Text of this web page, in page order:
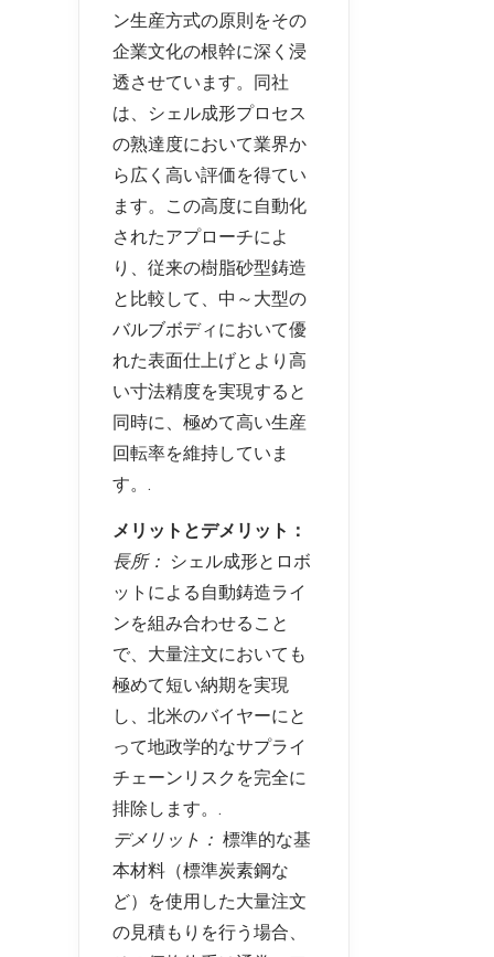
ン生産方式の原則をその
企業文化の根幹に深く浸
透させています。同社
は、シェル成形プロセス
の熟達度において業界か
ら広く高い評価を得てい
ます。この高度に自動化
されたアプローチによ
り、従来の樹脂砂型鋳造
と比較して、中～大型の
バルブボディにおいて優
れた表面仕上げとより高
い寸法精度を実現すると
同時に、極めて高い生産
回転率を維持していま
す。.
メリットとデメリット：
長所： シェル成形とロボ
ットによる自動鋳造ライ
ンを組み合わせること
で、大量注文においても
極めて短い納期を実現
し、北米のバイヤーにと
って地政学的なサプライ
チェーンリスクを完全に
排除します。.
デメリット： 標準的な基
本材料（標準炭素鋼な
ど）を使用した大量注文
の見積もりを行う場合、